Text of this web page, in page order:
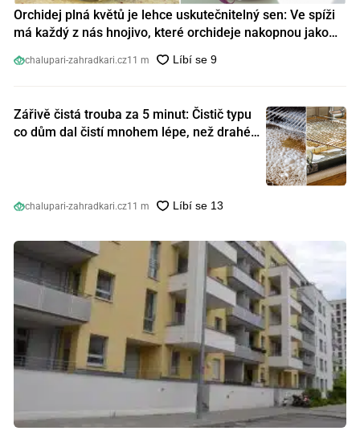
Orchidej plná květů je lehce uskutečnitelný sen: Ve spíži
má každý z nás hnojivo, které orchideje nakopnou jako
chalupari-zahradkari.cz11 m
Zářivě čistá trouba za 5 minut: Čistič typu
co dům dal čistí mnohem lépe, než drahé
chalupari-zahradkari.cz11 m